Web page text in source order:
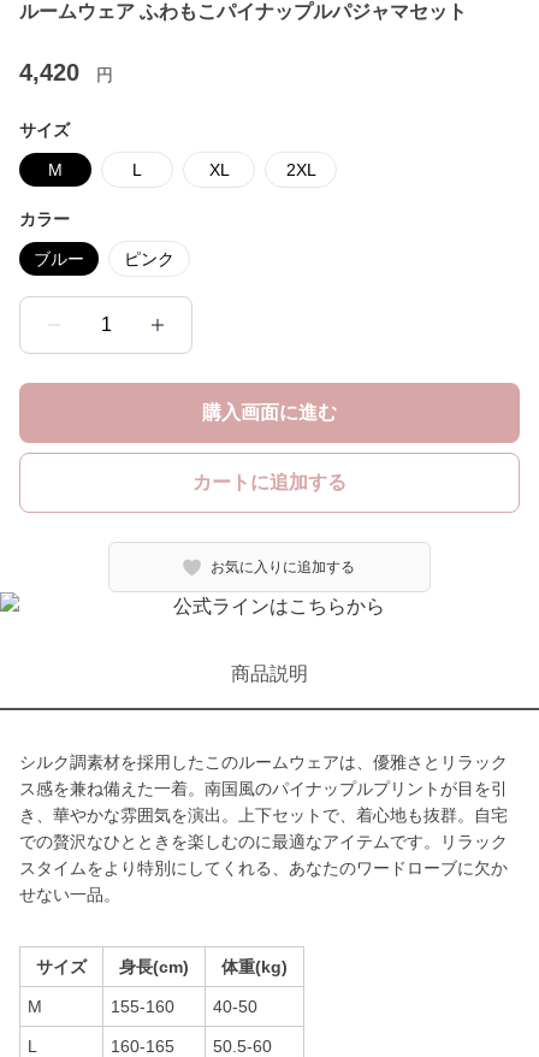
ルームウェア ふわもこパイナップルパジャマセット
4,420 円
サイズ
M L XL 2XL
カラー
ブルー ピンク
1
購入画面に進む
カートに追加する
お気に入りに追加する
商品説明
シルク調素材を採用したこのルームウェアは、優雅さとリラック
ス感を兼ね備えた一着。南国風のパイナップルプリントが目を引
き、華やかな雰囲気を演出。上下セットで、着心地も抜群。自宅
での贅沢なひとときを楽しむのに最適なアイテムです。リラック
スタイムをより特別にしてくれる、あなたのワードローブに欠か
せない一品。
サイズ 身長(cm) 体重(kg)
M 155-160 40-50
L 160-165 50.5-60